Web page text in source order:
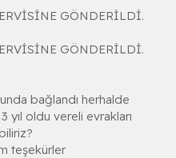
GÖNDERİLDİ.
GÖNDERİLDİ.
bağlandı herhalde
yıl oldu vereli evrakları
teşekürler